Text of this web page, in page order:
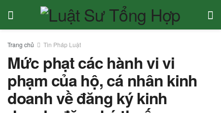
Trang chủ Tin Pháp Luật
Mức phạt các hành vi vi
phạm của hộ, cá nhân kinh
doanh về đăng ký kinh